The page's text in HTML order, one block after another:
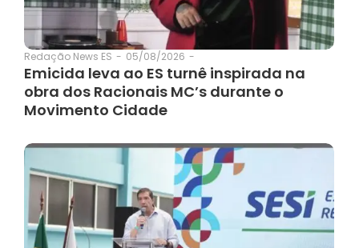
Redação News ES - 05/08/2026 -
Emicida leva ao ES turnê inspirada na
obra dos Racionais MC’s durante o
Movimento Cidade